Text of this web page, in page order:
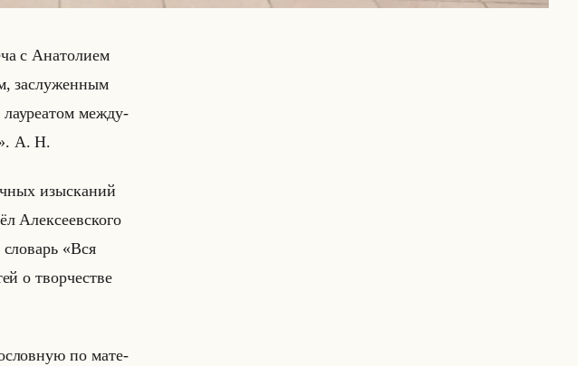
с Ана­то­ли­ем
за­слу­жен­ным
ла­уре­атом меж­ду­
А. Н.
изыс­ка­ний
Алек­се­ев­ско­го
«Вся
о твор­че­стве
по ма­те­